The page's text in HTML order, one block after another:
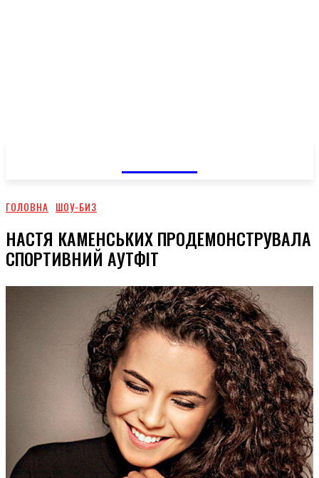
ГОЛОВНА ШОУ-БИЗ
НАСТЯ КАМЕНСЬКИХ ПРОДЕМОНСТРУВАЛА
СПОРТИВНИЙ АУТФІТ